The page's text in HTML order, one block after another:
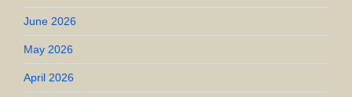
June 2026
May 2026
April 2026